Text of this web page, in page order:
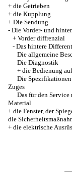
+ die Getrieben
+ die Kupplung
+ Die Sendung
- Die Vorder- und
+ Vorder diffrenzial
- Das hintere
Die allgemeine
Die Diagnostik
+ die Bedienung
Die Spezifikationen
Zuges
Das für den
Material
+ die Fenster, der
die
+ die elektrische